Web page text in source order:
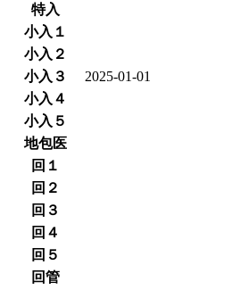
特入
小入１
小入２
小入３
2025-01-01
小入４
小入５
地包医
回１
回２
回３
回４
回５
回管